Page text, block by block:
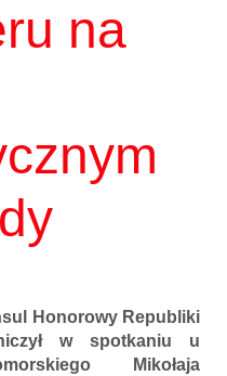
na
Honorowy Republiki
w spotkaniu u
Mikołaja